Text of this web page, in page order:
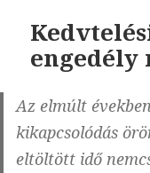
engedély
Az elmúlt
kikapcsolódás
eltöltött idő